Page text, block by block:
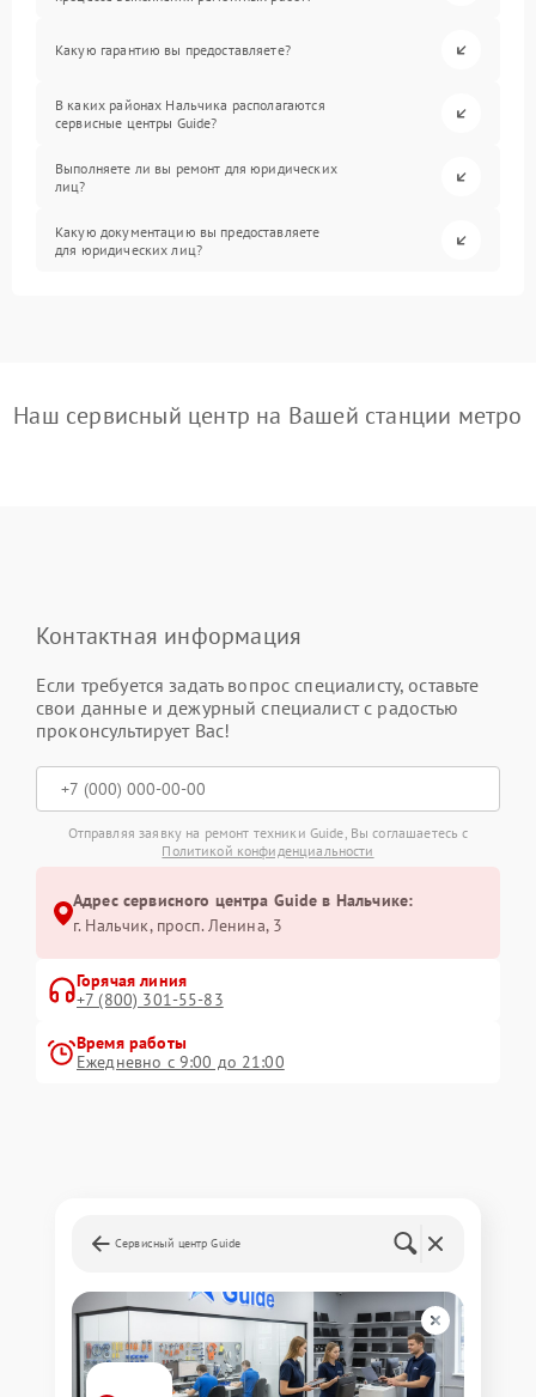
Какую гарантию вы предоставляете?
В каких районах Нальчика располагаются
сервисные центры Guide?
Выполняете ли вы ремонт для юридических
лиц?
Какую документацию вы предоставляете
для юридических лиц?
Наш сервисный центр на Вашей станции метро
Контактная информация
Если требуется задать вопрос специалисту, оставьте
свои данные и дежурный специалист с радостью
проконсультирует Вас!
Отправляя заявку на ремонт техники Guide, Вы соглашаетесь с
Политикой конфиденциальности
Адрес сервисного центра Guide в Нальчике:
г. Нальчик, просп. Ленина, 3
Горячая линия
+7 (800) 301-55-83
Время работы
Ежедневно с 9:00 до 21:00
Сервисный центр Guide